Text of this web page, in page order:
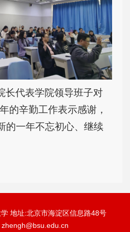
长代表学院领导班子对
的辛勤工作表示感谢，
的一年不忘初心、继续
地址:北京市海淀区信息路48号